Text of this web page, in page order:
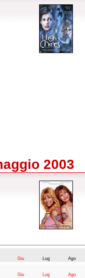
2003
Giu Lug
Ago
Giu Lug
Ago